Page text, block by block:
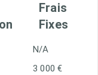
Frais
Fixes
N/A
3 000 €